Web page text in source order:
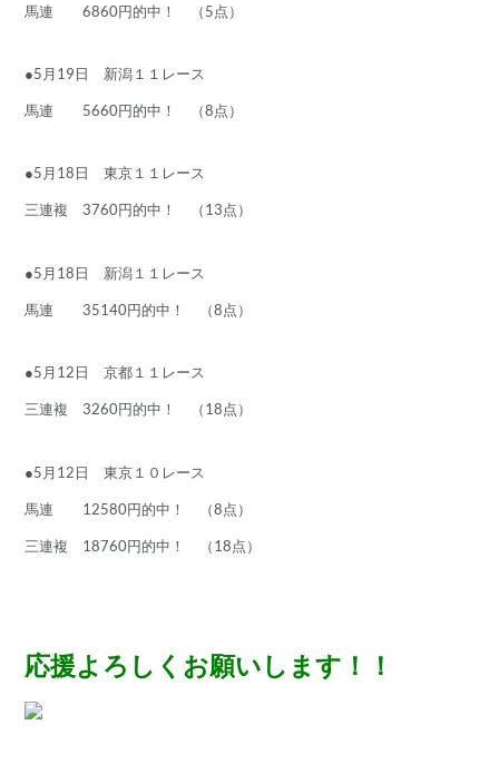
馬連 6860円的中！ （5点）
●5月19日 新潟１１レース
馬連 5660円的中！ （8点）
●5月18日 東京１１レース
三連複 3760円的中！ （13点）
●5月18日 新潟１１レース
馬連 35140円的中！ （8点）
●5月12日 京都１１レース
三連複 3260円的中！ （18点）
●5月12日 東京１０レース
馬連 12580円的中！ （8点）
三連複 18760円的中！ （18点）
応援よろしくお願いします！！